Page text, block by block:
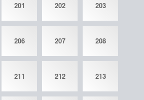
201 202 203
206 207 208
211 212 213